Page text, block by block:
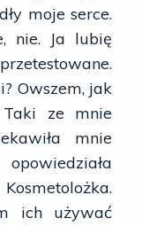
moje serce.
nie. Ja lubię
Owszem, jak
ze mnie
mnie
ich używać